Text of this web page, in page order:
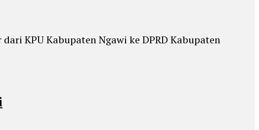
KPU Kabupaten Ngawi ke DPRD Kabupaten